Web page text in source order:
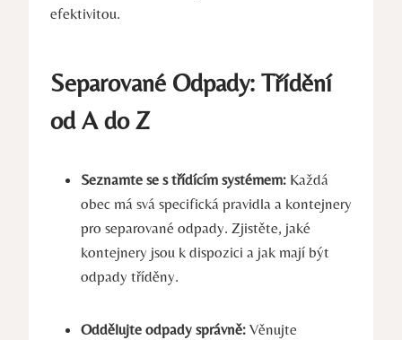
efektivitou.
Separované⁣ Odpady: Třídění
od A do ‍Z
Seznamte se s třídícím systémem: Každá
obec má svá ⁣specifická pravidla a kontejnery
pro separované odpady. Zjistěte, jaké
kontejnery jsou‌ k dispozici a jak ⁤mají být
odpady tříděny.
Oddělujte odpady správně: Věnujte⁢